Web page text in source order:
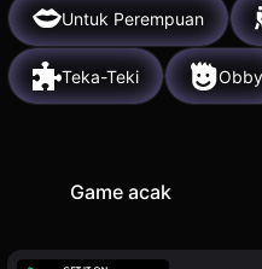
Untuk Perempuan
Teka-Teki Obby
Game acak